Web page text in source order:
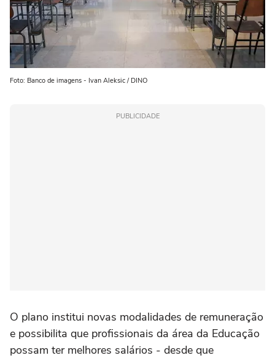
Foto: Banco de imagens - Ivan Aleksic / DINO
PUBLICIDADE
O plano institui novas modalidades de remuneração
e possibilita que profissionais da área da Educação
possam ter melhores salários - desde que